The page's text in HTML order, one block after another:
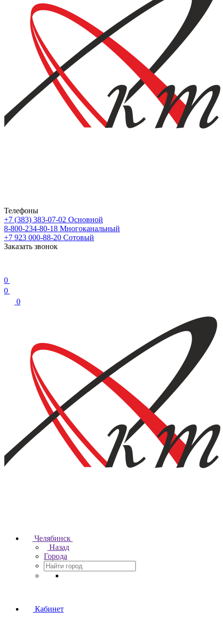
Телефоны
+7 (383) 383-07-02 Основной
8-800-234-80-18 Многоканальный
+7 923 000-88-20 Сотовый
Заказать звонок
0
0
0
Челябинск
Назад
Города
Кабинет